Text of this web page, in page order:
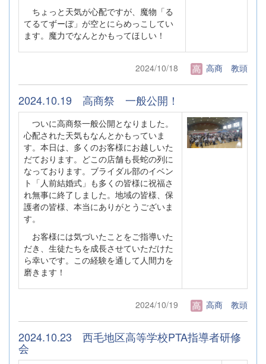
ちょっと天気が心配ですが、魔物「る
てるてずーぼ」が空とにらめっこしてい
ます。魔力でなんとかもってほしい！
2024/10/18 高商 教頭
2024.10.19 高商祭 一般公開！
ついに高商祭一般公開となりました。
心配された天気もなんとかもっていま
す。本日は、多くのお客様にお越しいた
だております。どこの店舗も長蛇の列に
なっております。ブライダル部のイベン
ト「人前結婚式」も多くの皆様に祝福さ
れ無事に終了しました。地域の皆様、保
護者の皆様、本当にありがとうございま
す。
お客様には気づいたことをご指導いた
だき、生徒たちを成長させていただけた
ら幸いです。この経験を通して人間力を
磨きます！
2024/10/19 高商 教頭
2024.10.23 西毛地区高等学校PTA指導者研修
会